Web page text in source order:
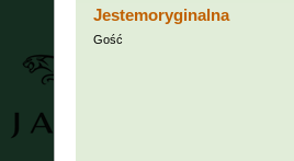
Jestemoryginalna
Gość